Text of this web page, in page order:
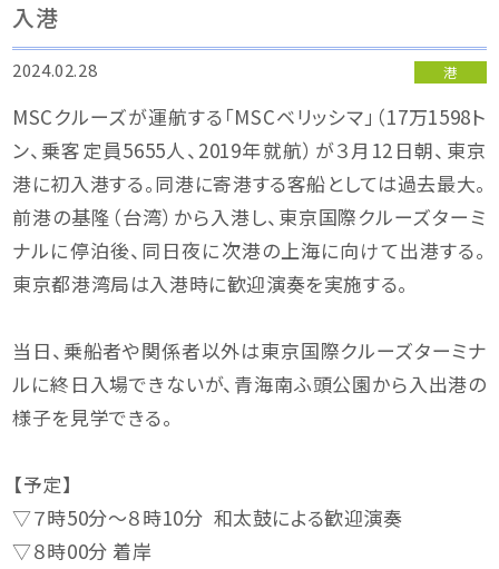
入港
2024.02.28 港
MSCクルーズが運航する「MSCベリッシマ」（17万1598ト
ン、乗客定員5655人、2019年就航）が３月12日朝、東京
港に初入港する。同港に寄港する客船としては過去最大。
前港の基隆（台湾）から入港し、東京国際クルーズターミ
ナルに停泊後、同日夜に次港の上海に向けて出港する。
東京都港湾局は入港時に歓迎演奏を実施する。
当日、乗船者や関係者以外は東京国際クルーズターミナ
ルに終日入場できないが、青海南ふ頭公園から入出港の
様子を見学できる。
【予定】
▽７時50分～８時10分 和太鼓による歓迎演奏
▽８時00分 着岸